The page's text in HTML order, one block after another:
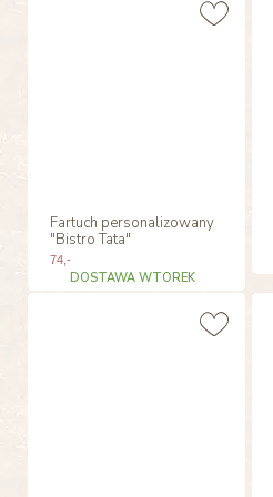
Fartuch personalizowany
"Bistro Tata"
74,-
DOSTAWA WTOREK